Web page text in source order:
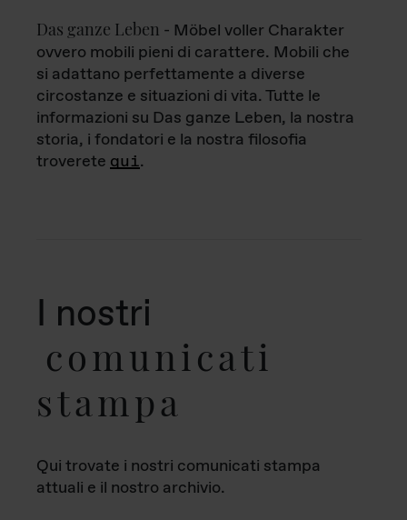
Das ganze Leben - Möbel voller Charakter
ovvero mobili pieni di carattere. Mobili che
si adattano perfettamente a diverse
circostanze e situazioni di vita. Tutte le
informazioni su Das ganze Leben, la nostra
storia, i fondatori e la nostra filosofia
troverete qui.
I nostri
comunicati
stampa
Qui trovate i nostri comunicati stampa
attuali e il nostro archivio.